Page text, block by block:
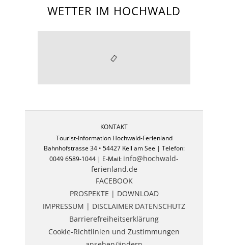
WETTER IM HOCHWALD
KONTAKT
Tourist-Information Hochwald-Ferienland
Bahnhofstrasse 34 • 54427 Kell am See | Telefon:
0049 6589-1044 | E-Mail: info@hochwald-
ferienland.de
FACEBOOK
PROSPEKTE | DOWNLOAD
IMPRESSUM | DISCLAIMER DATENSCHUTZ
Barrierefreiheitserklärung
Cookie-Richtlinien und Zustimmungen